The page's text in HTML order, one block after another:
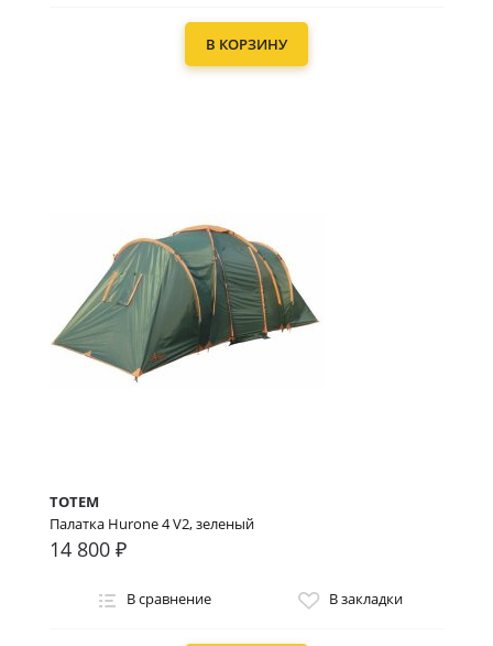
В КОРЗИНУ
TOTEM
Палатка Hurone 4 V2, зеленый
14 800 ₽
В сравнение В закладки